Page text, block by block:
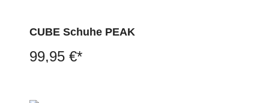
CUBE Schuhe PEAK
99,95 €*